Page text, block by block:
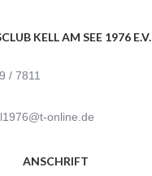
KELL AM SEE 1976 E.V.
/ 7811
online.de
ANSCHRIFT